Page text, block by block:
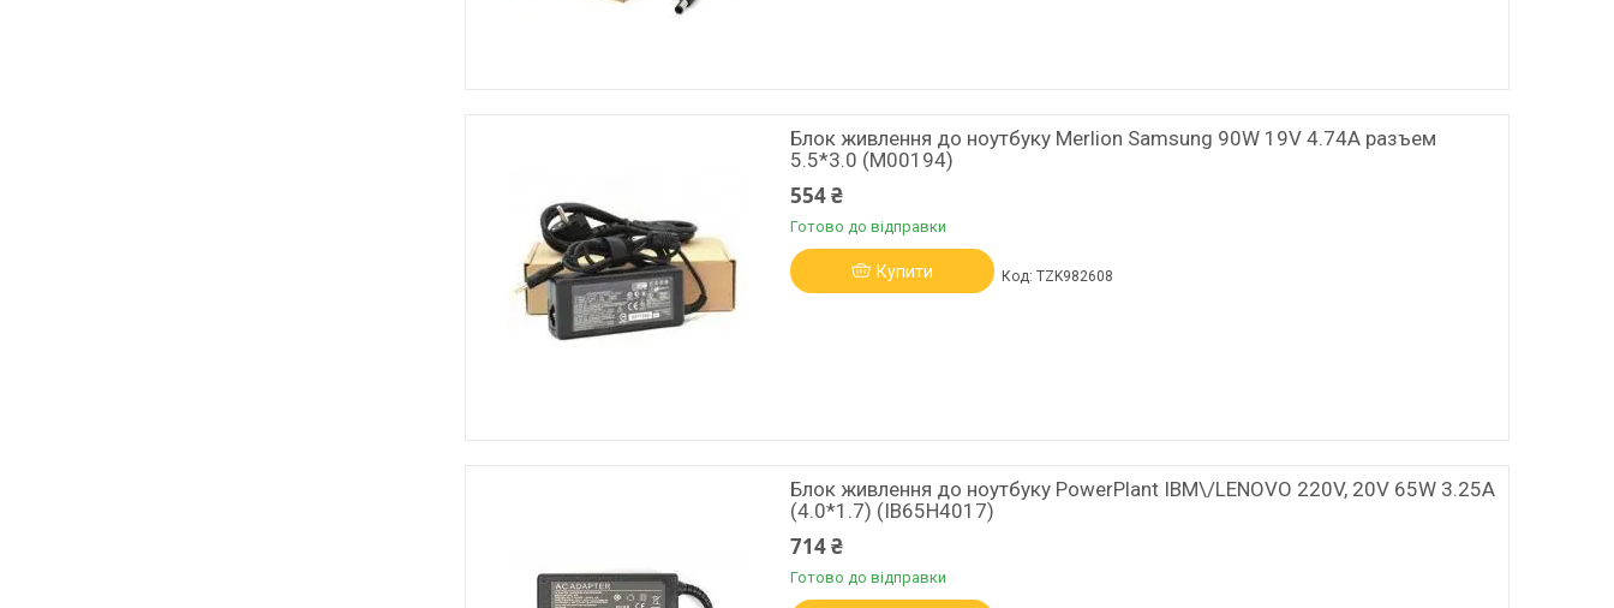
Блок живлення до ноутбуку Merlion Samsung 90W 19V 4.74А разъем
5.5*3.0 (M00194)
554 ₴
Готово до відправки
Купити TZK982608
Блок живлення до ноутбуку PowerPlant IBM\/LENOVO 220V, 20V 65W 3.25A
(4.0*1.7) (IB65H4017)
714 ₴
Готово до відправки